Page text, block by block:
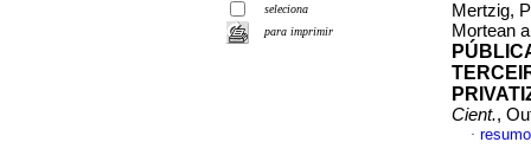
seleciona
para imprimir
Mertzig,
Mortean
Cient.,
·